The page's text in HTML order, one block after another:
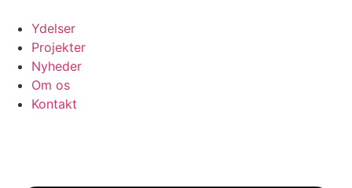
indhold
Ydelser
Projekter
Nyheder
Om os
Kontakt